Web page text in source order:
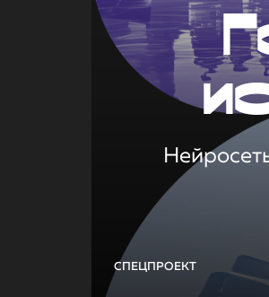
СПЕЦПРОЕКТ